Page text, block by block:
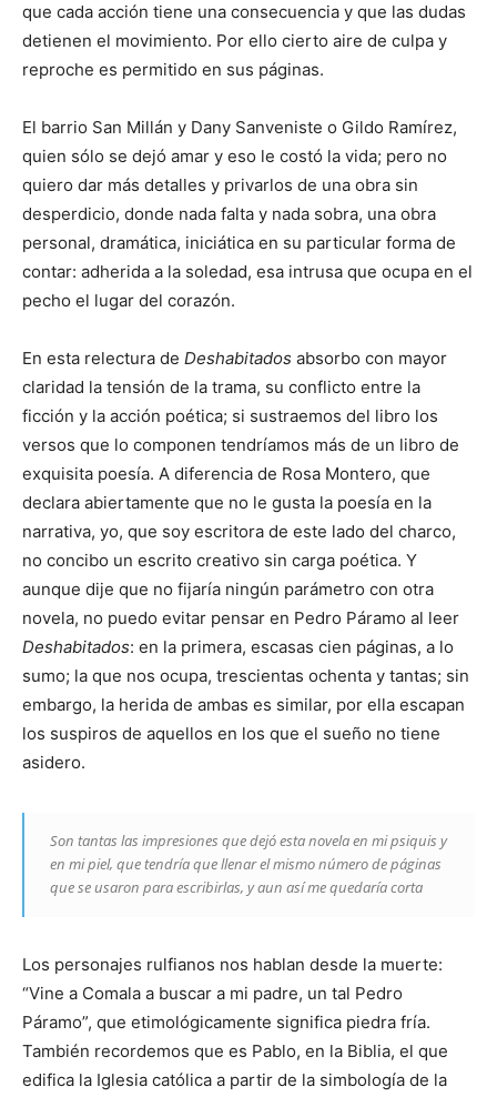
que cada acción tiene una consecuencia y que las dudas
detienen el movimiento. Por ello cierto aire de culpa y
reproche es permitido en sus páginas.
El barrio San Millán y Dany Sanveniste o Gildo Ramírez,
quien sólo se dejó amar y eso le costó la vida; pero no
quiero dar más detalles y privarlos de una obra sin
desperdicio, donde nada falta y nada sobra, una obra
personal, dramática, iniciática en su particular forma de
contar: adherida a la soledad, esa intrusa que ocupa en el
pecho el lugar del corazón.
En esta relectura de Deshabitados absorbo con mayor
claridad la tensión de la trama, su conflicto entre la
ficción y la acción poética; si sustraemos del libro los
versos que lo componen tendríamos más de un libro de
exquisita poesía. A diferencia de Rosa Montero, que
declara abiertamente que no le gusta la poesía en la
narrativa, yo, que soy escritora de este lado del charco,
no concibo un escrito creativo sin carga poética. Y
aunque dije que no fijaría ningún parámetro con otra
novela, no puedo evitar pensar en Pedro Páramo al leer
Deshabitados: en la primera, escasas cien páginas, a lo
sumo; la que nos ocupa, trescientas ochenta y tantas; sin
embargo, la herida de ambas es similar, por ella escapan
los suspiros de aquellos en los que el sueño no tiene
asidero.
Son tantas las impresiones que dejó esta novela en mi psiquis y
en mi piel, que tendría que llenar el mismo número de páginas
que se usaron para escribirlas, y aun así me quedaría corta
Los personajes rulfianos nos hablan desde la muerte:
“Vine a Comala a buscar a mi padre, un tal Pedro
Páramo”, que etimológicamente significa piedra fría.
También recordemos que es Pablo, en la Biblia, el que
edifica la Iglesia católica a partir de la simbología de la